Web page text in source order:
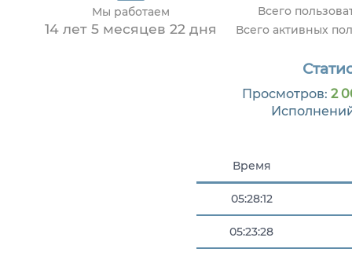
Мы работаем
14 лет 5 месяцев 22 дня
Всего
Всего активных
Просмотров: 2
Время
05:28:12
05:23:28